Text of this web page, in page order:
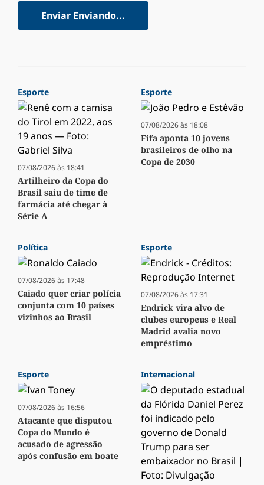
Enviar Enviando...
Esporte
07/08/2026 às 18:41
Artilheiro da Copa do
Brasil saiu de time de
farmácia até chegar à
Série A
Esporte
07/08/2026 às 18:08
Fifa aponta 10 jovens
brasileiros de olho na
Copa de 2030
Política
07/08/2026 às 17:48
Caiado quer criar polícia
conjunta com 10 países
vizinhos ao Brasil
Esporte
07/08/2026 às 17:31
Endrick vira alvo de
clubes europeus e Real
Madrid avalia novo
empréstimo
Esporte
07/08/2026 às 16:56
Atacante que disputou
Copa do Mundo é
acusado de agressão
após confusão em boate
Internacional